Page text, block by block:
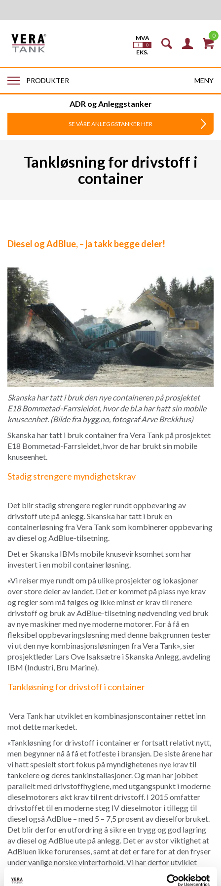
0
PRODUKTER MENY
ADR og Anleggstanker
SE VÅRE ANLEGGSTANKER HER
Tankløsning for drivstoff i
container
Diesel og AdBlue, – ja takk begge deler!
Skanska har tatt i bruk den nye containeren på prosjektet
E18 Bommetad-Farrsieidet, hvor de bl.a har hatt sin mobile
knuseenhet. (Bilde fra bygg.no, fotograf Arve Brekkhus)
Skanska har tatt i bruk container fra Vera Tank på prosjektet
E18 Bommetad-Farrsieidet, hvor de har brukt sin mobile
knuseenhet.
Stadig strengere myndighetskrav
Det blir stadig strengere regler rundt oppbevaring av
drivstoff ute på anlegg. Skanska har tatt i bruk en
containerløsning fra Vera Tank som kombinerer oppbevaring
av diesel og AdBlue-tilsetning.
Det er Skanska IBMs mobile knusevirksomhet som har
investert i en mobil containerløsning.
«Vi reiser mye rundt om på ulike prosjekter og lokasjoner
over store deler av landet. Det er kommet på plass nye krav
og regler som må følges og ikke minst er krav til renere
drivstoff og bruk av AdBlue-tilsetning nødvending ved bruk
av nye maskiner med nye moderne motorer. For å få en
fleksibel oppbevaringsløsning med denne bakgrunnen tester
vi ut den nye kombinasjonsløsningen fra Vera Tank», sier
prosjektleder Lars Ove Isaksætre i Skanska Anlegg, avdeling
IBM (Industri, Bru Marine).
Tankløsning for drivstoff i container
Vera Tank har utviklet en kombinasjonscontainer rettet inn
mot dette markedet.
«Tankløsning for drivstoff i container er fortsatt relativt nytt,
men begynner nå å få et fotfeste i bransjen. De siste årene har
vi hatt spesielt stort fokus på myndighetenes nye krav til
tankeiere og deres tankinstallasjoner. Og man har jobbet
parallelt med drivstoffhygiene, med utgangspunkt i moderne
dieselmotorers økt krav til rent drivstoff. I 2015 omfatter
drivstoffet til en moderne steg IV dieselmotor i tillegg til
diesel også AdBlue – med 5 – 7,5 prosent av dieselforbruket.
Det blir derfor en utfordring å sikre en trygg og god lagring
av diesel og AdBlue ute på anlegg. Det er av stor viktighet at
AdBluen ikke forurenses, samt at det er fare for at den fryser
under vanlige norske vinterforhold. Vi har derfor utviklet
semi-stasjonære og mobile tankløsninger som skal
kombinere lagring av diesel og AdBlue. For at sistnevnte ikke